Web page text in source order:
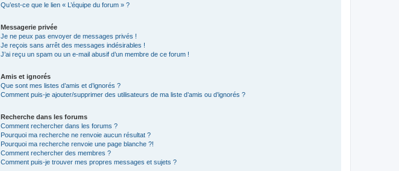
Qu’est-ce que le lien « L’équipe du forum » ?
Messagerie privée
Je ne peux pas envoyer de messages privés !
Je reçois sans arrêt des messages indésirables !
J’ai reçu un spam ou un e-mail abusif d’un membre de ce forum !
Amis et ignorés
Que sont mes listes d’amis et d’ignorés ?
Comment puis-je ajouter/supprimer des utilisateurs de ma liste d’amis ou d’ignorés ?
Recherche dans les forums
Comment rechercher dans les forums ?
Pourquoi ma recherche ne renvoie aucun résultat ?
Pourquoi ma recherche renvoie une page blanche ?!
Comment rechercher des membres ?
Comment puis-je trouver mes propres messages et sujets ?